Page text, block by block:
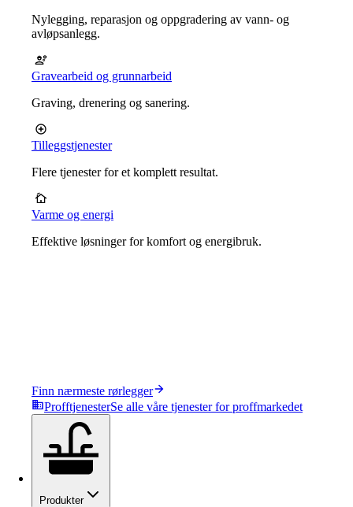
Nylegging, reparasjon og oppgradering av vann- og
avløpsanlegg.
Gravearbeid og grunnarbeid
Graving, drenering og sanering.
Tilleggstjenester
Flere tjenester for et komplett resultat.
Varme og energi
Effektive løsninger for komfort og energibruk.
Finn nærmeste rørlegger
ProfftjenesterSe alle våre tjenester for proffmarkedet
Produkter